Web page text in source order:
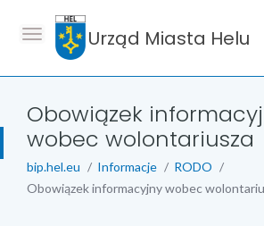
Urząd Miasta Helu
Obowiązek
wobec wolontariusza
bip.hel.eu Informacje
RODO
Obowiązek informacyjny wobec